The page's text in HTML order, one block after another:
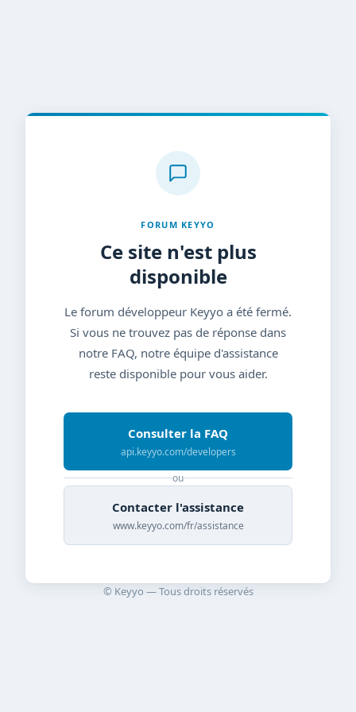
FORUM KEYYO
Ce site n'est plus
disponible
Le forum développeur Keyyo a été fermé.
Si vous ne trouvez pas de réponse dans
notre FAQ, notre équipe d'assistance
reste disponible pour vous aider.
Consulter la FAQ
api.keyyo.com/developers
ou
Contacter l'assistance
www.keyyo.com/fr/assistance
© Keyyo — Tous droits réservés